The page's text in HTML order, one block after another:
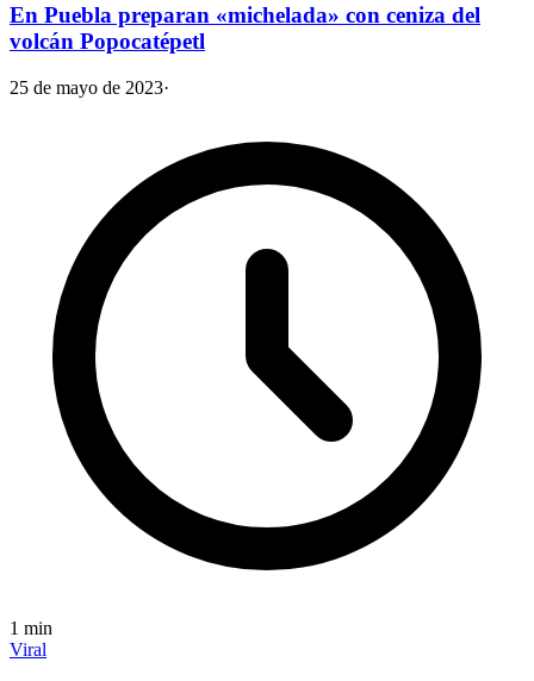
En Puebla preparan «michelada» con ceniza del
volcán Popocatépetl
25 de mayo de 2023·
1 min
Viral